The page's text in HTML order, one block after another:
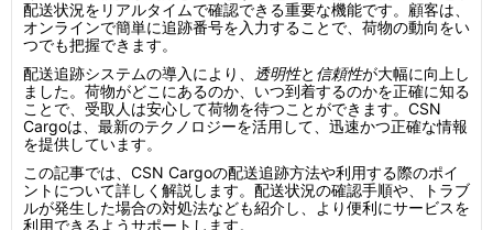
配送状況をリアルタイムで確認できる重要な機能です。顧客は、
オンラインで簡単に追跡番号を入力することで、荷物の動向をい
つでも把握できます。
配送追跡システムの導入により、
透明性と 信頼性が大幅に向上し
ました。荷物がどこにあるのか、いつ到着するのかを正確に知る
ことで、受取人は安心して荷物を待つことができます。CSN
Cargoは、最新のテクノロジーを活用して、迅速かつ正確な情報
を提供しています。
この記事では、CSN Cargoの配送追跡方法や利用する際のポイ
ントについて詳しく解説します。配送状況の確認手順や、トラブ
ルが発生した場合の対処法なども紹介し、より便利にサービスを
利用できるようサポートします。